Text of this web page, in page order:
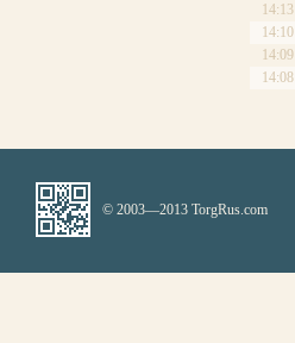
14:13
14:10
14:09
14:08
© 2003—2013 TorgRus.com